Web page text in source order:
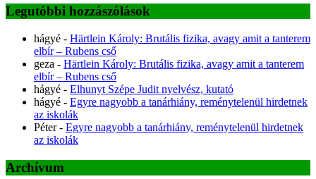
Legutóbbi hozzászólások
hágyé - Härtlein Károly: Brutális fizika, avagy amit a tanterem
elbír – Rubens cső
geza - Härtlein Károly: Brutális fizika, avagy amit a tanterem
elbír – Rubens cső
hágyé - Elhunyt Szépe Judit nyelvész, kutató
hágyé - Egyre nagyobb a tanárhiány, reménytelenül hirdetnek
az iskolák
Péter- Egyre nagyobb a tanárhiány, reménytelenül hirdetnek
az iskolák
Archívum